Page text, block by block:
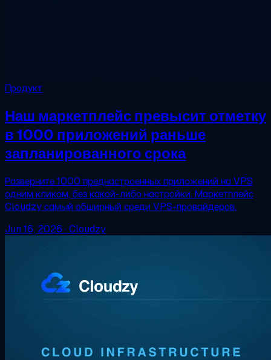
Продукт
Наш маркетплейс превысит отметку
в 1000 приложений раньше
запланированного срока
Разверните 1000 преднастроенных приложений на VPS
одним кликом, без какой-либо настройки. Маркетплейс
Cloudzy самый обширный среди VPS-провайдеров.
Jun 16, 2026 · Cloudzy